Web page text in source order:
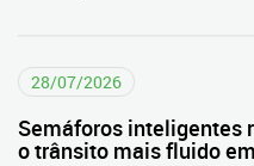
28/07/2026
Semáforos inteligentes
o trânsito mais fluido